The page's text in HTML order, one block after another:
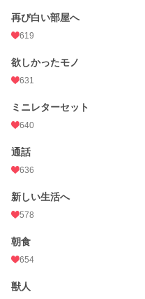
再び白い部屋へ
619
欲しかったモノ
631
ミニレターセット
640
通話
636
新しい生活へ
578
朝食
654
獣人